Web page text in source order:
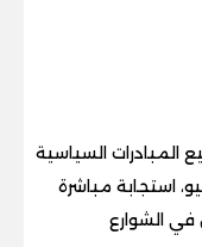
السياسية
استجابة مباشرة
في الشوارع